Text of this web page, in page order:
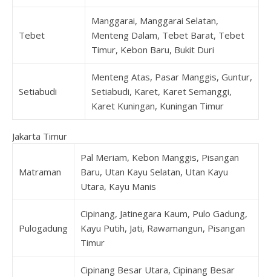
Tebet
Manggarai, Manggarai Selatan,
Menteng Dalam, Tebet Barat, Tebet
Timur, Kebon Baru, Bukit Duri
Setiabudi
Menteng Atas, Pasar Manggis, Guntur,
Setiabudi, Karet, Karet Semanggi,
Karet Kuningan, Kuningan Timur
Jakarta Timur
Matraman
Pal Meriam, Kebon Manggis, Pisangan
Baru, Utan Kayu Selatan, Utan Kayu
Utara, Kayu Manis
Pulogadung
Cipinang, Jatinegara Kaum, Pulo Gadung,
Kayu Putih, Jati, Rawamangun, Pisangan
Timur
Cipinang Besar Utara, Cipinang Besar